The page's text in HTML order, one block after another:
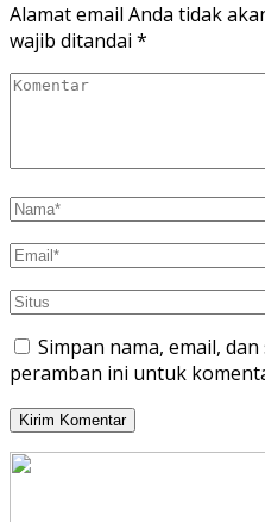
Alamat email Anda tidak
wajib ditandai *
Simpan nama, email,
peramban ini untuk